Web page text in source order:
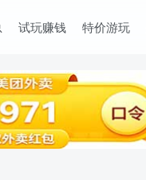
试玩赚钱 特价游玩